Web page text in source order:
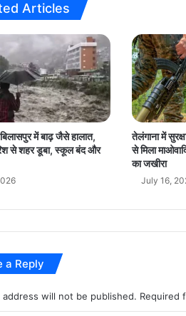
Articles
में बाढ़ जैसे हालात,
से शहर डूबा, स्कूल बंद और
तेलंगाना में
से मिला
का जखीरा
July 16,
a Reply
address will not be published. Required